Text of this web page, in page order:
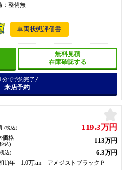
：整備無
車両状態評価書
無料見積
在庫確認する
1分で予約完了
来店予約
(税込) 119.3万円
価格
込) 113万円
込) 6.3万円
1)年 1.0万km アメジストブラックＰ